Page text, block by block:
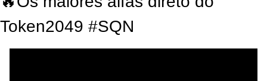
Token2049 #SQN